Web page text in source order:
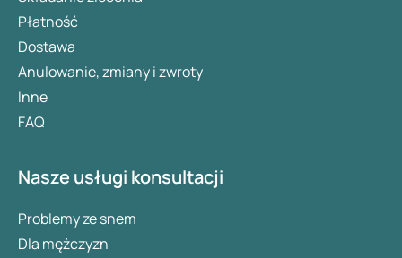
Płatność
Dostawa
Anulowanie, zmiany i zwroty
Inne
FAQ
Nasze usługi konsultacji
Problemy ze snem
Dla mężczyzn